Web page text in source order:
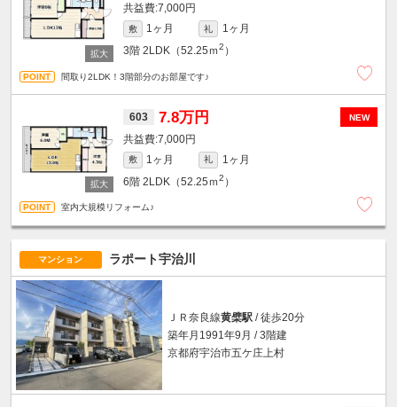
7,000円
敷 1ヶ月 礼
1ヶ月
3階 2LDK（52.25ｍ2 ）
間取り2LDK！3階部分のお部屋です♪
NEW
603 7.8万円
7,000円
敷 1ヶ月 礼
1ヶ月
6階 2LDK（52.25ｍ2 ）
室内大規模リフォーム♪
マンション ラポート宇治川
ＪＲ奈良線黄檗駅/ 徒歩20分
築年月1991年9月 / 3階建
京都府宇治市五ケ庄上村